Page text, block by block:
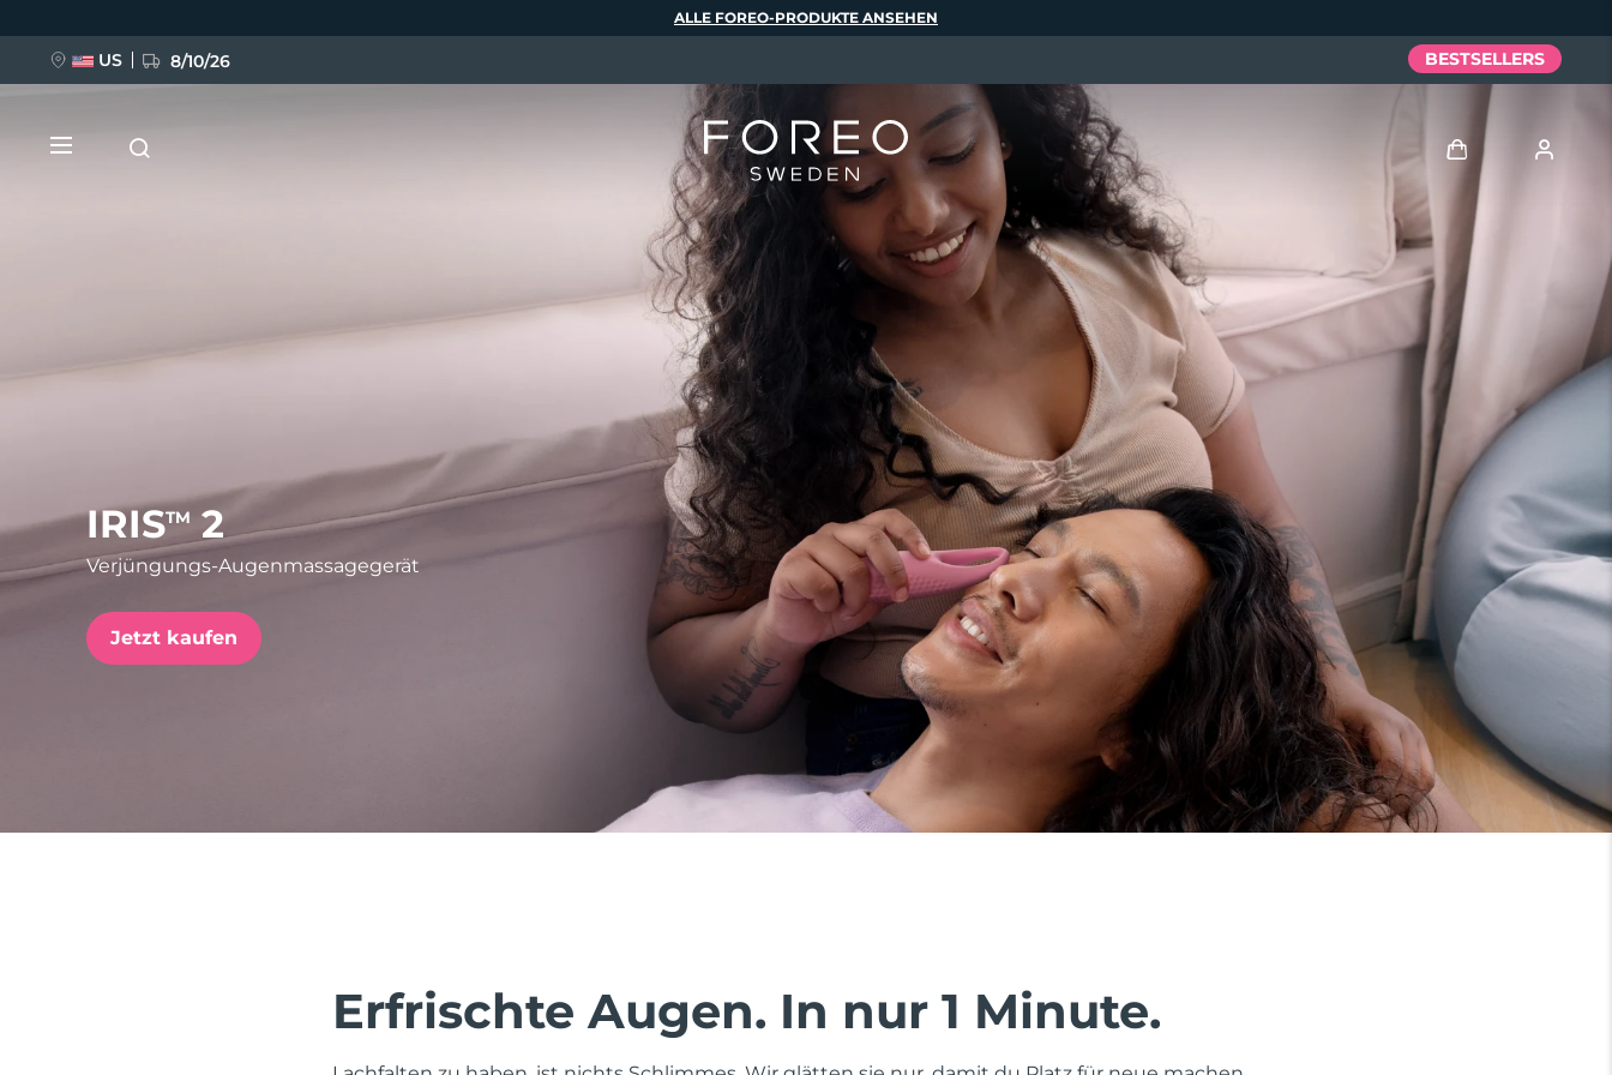
IRISTM 2
Verjüngungs-Augenmassagegerät
Jetzt kaufen
Erfrischte Augen. In nur 1 Minute.
ALLE FOREO-PRODUKTE ANSEHEN
US 8/10/26 BESTSELLERS
Anmelden
Benutzerkonto
Meine Geräte
Meine Bestellungen
Meine Adressen
Meine Abonnements
FAQ™ Pure Beauty-Tech Elixir
issa™ Teeth Whitening Set
BELIEBT